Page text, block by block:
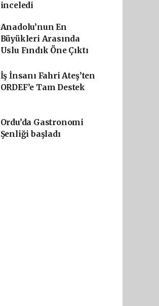
inceledi
Anadolu’nun En
Büyükleri Arasında
Uslu Fındık Öne Çıktı
İş İnsanı Fahri Ateş’ten
ORDEF’e Tam Destek
Ordu’da Gastronomi
Şenliği başladı